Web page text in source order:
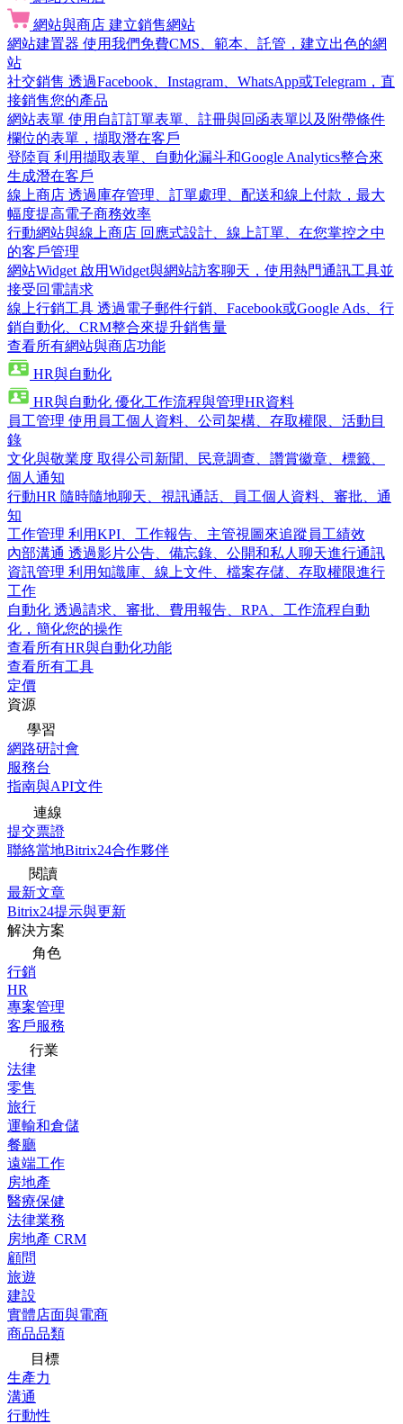
網站與商店 建立銷售網站
網站建置器 使用我們免費CMS、範本、託管，建立出色的網
站
社交銷售 透過Facebook、Instagram、WhatsApp或Telegram，直
接銷售您的產品
網站表單 使用自訂訂單表單、註冊與回函表單以及附帶條件
欄位的表單，擷取潛在客戶
登陸頁 利用擷取表單、自動化漏斗和Google Analytics整合來
生成潛在客戶
線上商店 透過庫存管理、訂單處理、配送和線上付款，最大
幅度提高電子商務效率
行動網站與線上商店 回應式設計、線上訂單、在您掌控之中
的客戶管理
網站Widget 啟用Widget與網站訪客聊天，使用熱門通訊工具並
接受回電請求
線上行銷工具 透過電子郵件行銷、Facebook或Google Ads、行
銷自動化、CRM整合來提升銷售量
查看所有網站與商店功能
HR與自動化
HR與自動化 優化工作流程與管理HR資料
員工管理 使用員工個人資料、公司架構、存取權限、活動目
錄
文化與敬業度 取得公司新聞、民意調查、讚賞徽章、標籤、
個人通知
行動HR 隨時隨地聊天、視訊通話、員工個人資料、審批、通
知
工作管理 利用KPI、工作報告、主管視圖來追蹤員工績效
內部溝通 透過影片公告、備忘錄、公開和私人聊天進行通訊
資訊管理 利用知識庫、線上文件、檔案存儲、存取權限進行
工作
自動化 透過請求、審批、費用報告、RPA、工作流程自動
化，簡化您的操作
查看所有HR與自動化功能
查看所有工具
定價
資源
學習
網路研討會
服務台
指南與API文件
連線
提交票證
聯絡當地Bitrix24合作夥伴
閱讀
最新文章
Bitrix24提示與更新
解決方案
角色
行銷
HR
專案管理
客戶服務
行業
法律
零售
旅行
運輸和倉儲
餐廳
遠端工作
房地產
醫療保健
法律業務
房地產 CRM
顧問
旅遊
建設
實體店面與電商
商品品類
目標
生產力
溝通
行動性